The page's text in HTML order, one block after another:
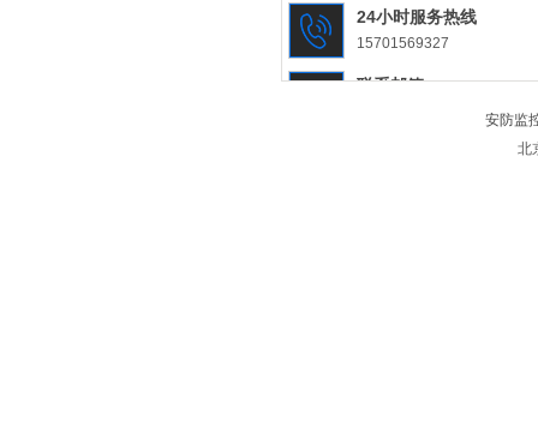
24小时服务热线
15701569327
联系邮箱
jiansongjk@163.com安防监
北